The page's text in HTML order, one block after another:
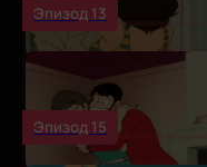
Эпизод 13
Эпизод 15